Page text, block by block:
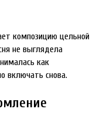
композицию цельной
не выглядела
как
включать снова.